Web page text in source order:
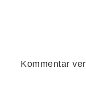
Kommentar